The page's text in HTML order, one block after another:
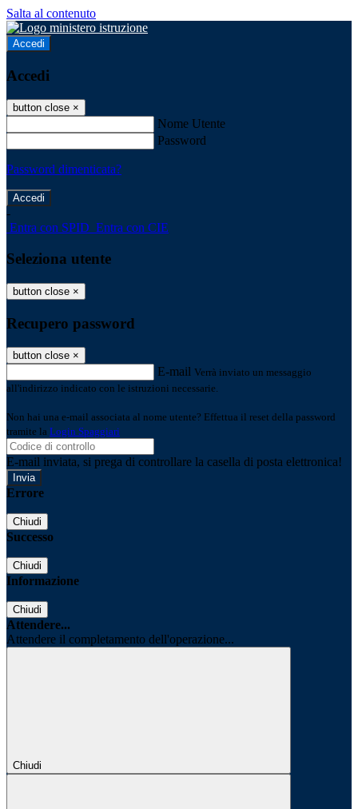
Salta al contenuto
Accedi
Accedi
button close ×
Nome Utente
Password
Password dimenticata?
-
Entra con SPID Entra con CIE
Seleziona utente
button close ×
Recupero password
button close ×
E-mail Verrà inviato un messaggio
all'indirizzo indicato con le istruzioni necessarie.
Non hai una e-mail associata al nome utente? Effettua il reset della password
tramite la Login Spaggiari
E-mail inviata, si prega di controllare la casella di posta elettronica!
Errore
Chiudi
Successo
Chiudi
Informazione
Chiudi
Attendere...
Attendere il completamento dell'operazione...
Chiudi